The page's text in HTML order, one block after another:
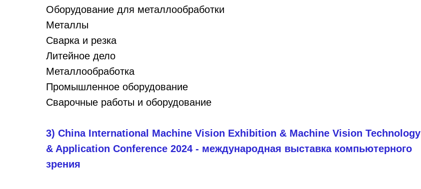
Оборудование для металлообработки
Металлы
Сварка и резка
Литейное дело
Металлообработка
Промышленное оборудование
Сварочные работы и оборудование
3) China International Machine Vision Exhibition & Machine Vision Technology
& Application Conference 2024 - международная выставка компьютерного
зрения